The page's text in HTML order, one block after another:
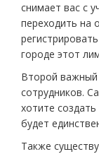
снимает вас с
переходить на
городе этот
Второй
сотрудников.
хотите
будет
Также